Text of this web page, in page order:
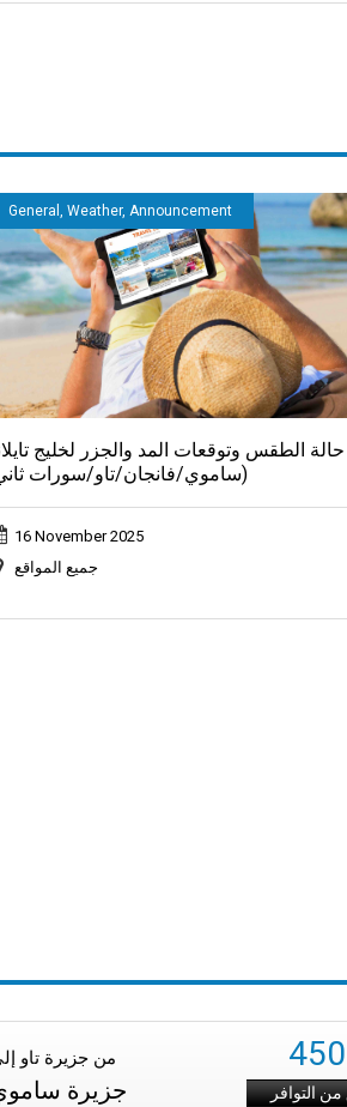
General, Weather, Announcement
حالة الطقس وتوقعات المد والجزر لخليج
(ساموي/فانجان/تاو/سورات
16 November 2025
جميع المواقع
من جزيرة تاو
جزيرة
450
التوافر